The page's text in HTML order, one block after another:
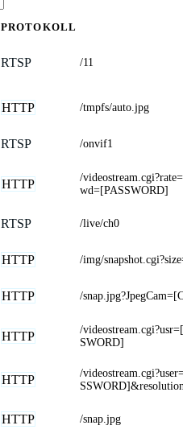
PROTOKOLL
RTSP /11
HTTP /tmpfs/auto.jpg
RTSP /onvif1
HTTP
/
wd=[PASSWORD]
RTSP /live/ch0
HTTP /img/
HTTP /
HTTP
/
SWORD]
HTTP
/
HTTP /snap.jpg